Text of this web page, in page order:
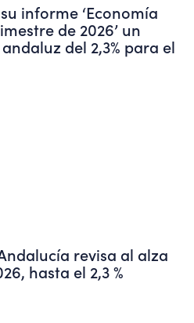
informe ‘Economía
de 2026’ un
del 2,3% para el
revisa al alza
hasta el 2,3 %